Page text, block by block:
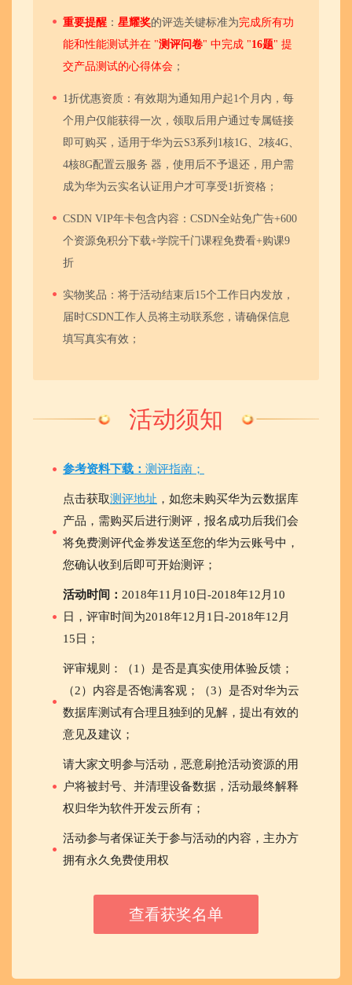
重要提醒 ： 星耀奖的评选关键标准为完成所有功
能和性能测试并在 "测评问卷" 中完成 "16题" 提
交产品测试的心得体会 ；
1折优惠资质：有效期为通知用户起1个月内，每
个用户仅能获得一次，领取后用户通过专属链接
即可购买，适用于华为云S3系列1核1G、2核4G、
4核8G配置云服务 器，使用后不予退还，用户需
成为华为云实名认证用户才可享受1折资格；
CSDN VIP年卡包含内容：CSDN全站免广告+600
个资源免积分下载+学院千门课程免费看+购课9
折
实物奖品：将于活动结束后15个工作日内发放，
届时CSDN工作人员将主动联系您，请确保信息
填写真实有效；
活动须知
参考资料下载： 测评指南；
点击获取测评地址 ，如您未购买华为云数据库
产品，需购买后进行测评，报名成功后我们会
将免费测评代金券发送至您的华为云账号中，
您确认收到后即可开始测评；
活动时间： 2018年11月10日-2018年12月10
日，评审时间为2018年12月1日-2018年12月
15日；
评审规则：（1）是否是真实使用体验反馈；
（2）内容是否饱满客观；（3）是否对华为云
数据库测试有合理且独到的见解，提出有效的
意见及建议；
请大家文明参与活动，恶意刷抢活动资源的用
户将被封号、并清理设备数据，活动最终解释
权归华为软件开发云所有；
活动参与者保证关于参与活动的内容，主办方
拥有永久免费使用权
查看获奖名单